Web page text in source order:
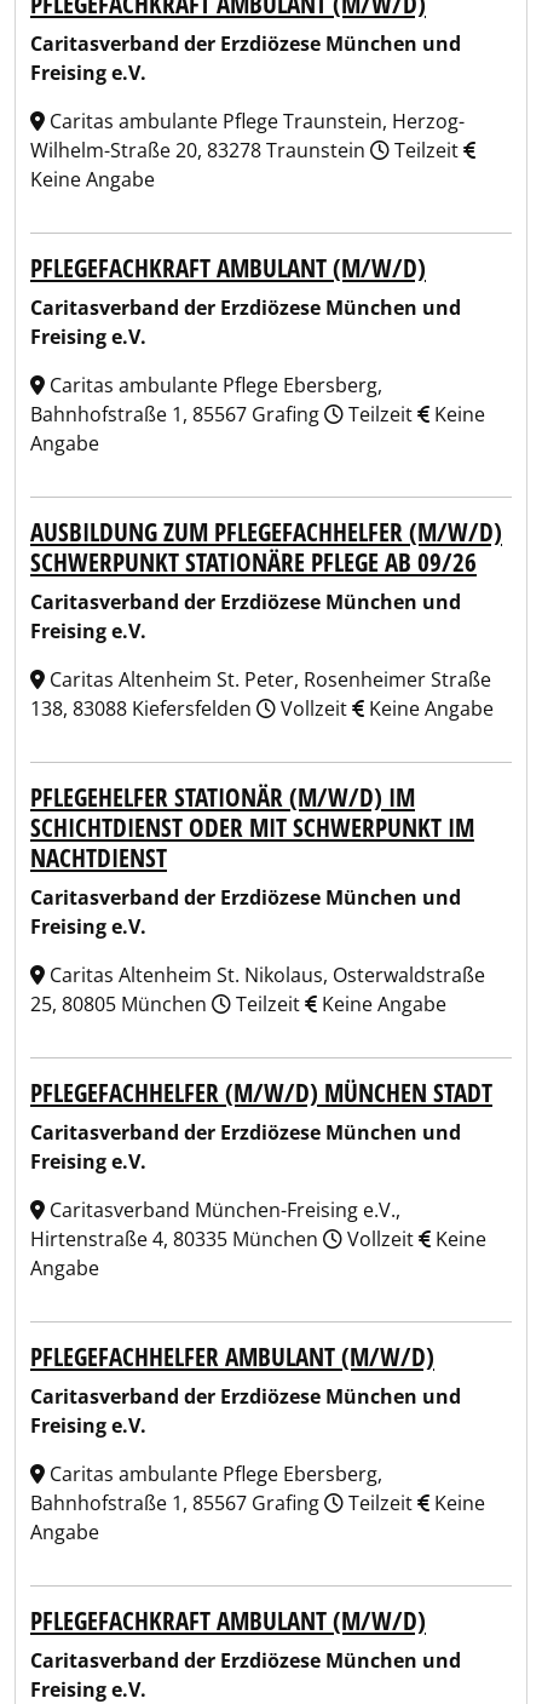
Caritasverband der Erzdiözese München und
Freising e.V.
Caritas ambulante Pflege Traunstein, Herzog-
Wilhelm-Straße 20, 83278 Traunstein
Teilzeit
Keine Angabe
PFLEGEFACHKRAFT AMBULANT (M/W/D)
Caritasverband der Erzdiözese München und
Freising e.V.
Caritas ambulante Pflege Ebersberg,
Bahnhofstraße 1, 85567 Grafing
Teilzeit
Keine
Angabe
AUSBILDUNG ZUM PFLEGEFACHHELFER (M/W/D)
SCHWERPUNKT STATIONÄRE PFLEGE AB 09/26
Caritasverband der Erzdiözese München und
Freising e.V.
Caritas Altenheim St. Peter, Rosenheimer Straße
138, 83088 Kiefersfelden
Vollzeit Keine Angabe
PFLEGEHELFER STATIONÄR (M/W/D) IM
SCHICHTDIENST ODER MIT SCHWERPUNKT IM
NACHTDIENST
Caritasverband der Erzdiözese München und
Freising e.V.
Caritas Altenheim St. Nikolaus, Osterwaldstraße
25, 80805 München
Teilzeit Keine Angabe
PFLEGEFACHHELFER (M/W/D) MÜNCHEN STADT
Caritasverband der Erzdiözese München und
Freising e.V.
Caritasverband München-Freising e.V.,
Hirtenstraße 4, 80335 München
Vollzeit
Keine
Angabe
PFLEGEFACHHELFER AMBULANT (M/W/D)
Caritasverband der Erzdiözese München und
Freising e.V.
Caritas ambulante Pflege Ebersberg,
Bahnhofstraße 1, 85567 Grafing
Teilzeit
Keine
Angabe
PFLEGEFACHKRAFT AMBULANT (M/W/D)
Caritasverband der Erzdiözese München und
Freising e.V.